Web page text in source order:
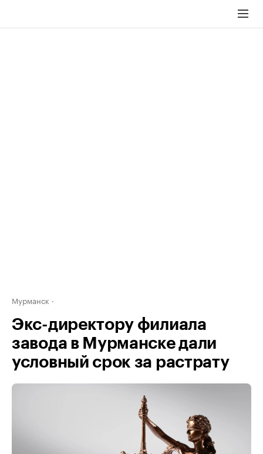
Мурманск
Экс-директору филиала
завода в Мурманске дали
условный срок за растрату